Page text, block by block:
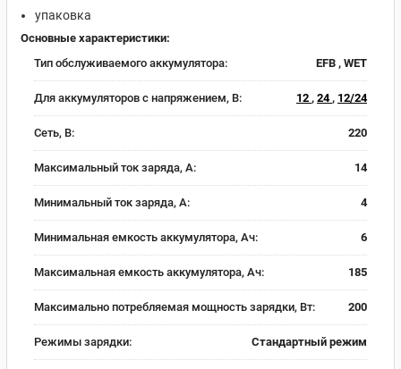
упаковка
Основные характеристики:
Тип обслуживаемого аккумулятора:
EFB , WET
Для аккумуляторов с напряжением, В: 12 , 24, 12/24
Сеть, В: 220
Максимальный ток заряда, А: 14
Минимальный ток заряда, А: 4
Минимальная емкость аккумулятора, Ач: 6
Максимальная емкость аккумулятора, Ач: 185
Максимально потребляемая мощность зарядки, Вт: 200
Режимы зарядки: Стандартный режим